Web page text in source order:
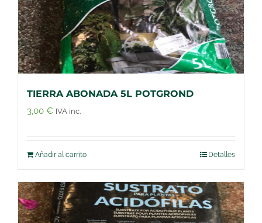
TIERRA ABONADA 5L POTGROND
3,00 € IVA inc.
Añadir al carrito Detalles